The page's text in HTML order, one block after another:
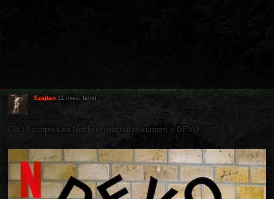
Szajtan 11 mies. temu
Od 19 sierpnia na Netflixie wjechał dokument o DEVO.